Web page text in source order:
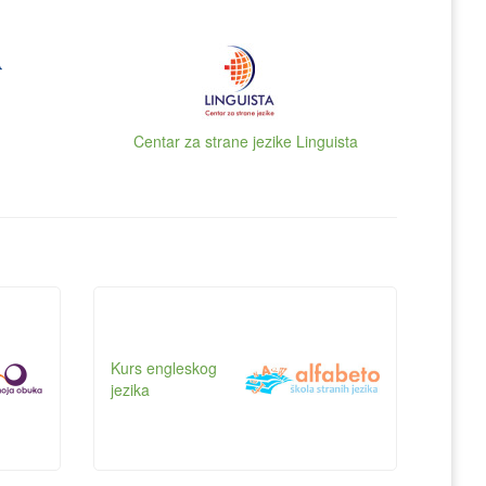
Centar za strane jezike Linguista
Kurs engleskog
jezika